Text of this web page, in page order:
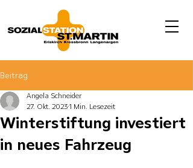
Beitrag
Winterstiftung investiert
in neues Fahrzeug
Angela Schneider
27. Okt. 20231 Min. Lesezeit